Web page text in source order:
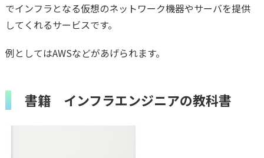
でインフラとなる仮想のネットワーク機器やサーバを提供
してくれるサービスです。
例としてはAWSなどがあげられます。
書籍 インフラエンジニアの教科書